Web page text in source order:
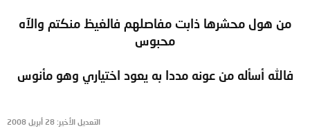
من هول محشرها ذابت مفاصلهم فالغيظ منكتم والآه
محبوس
فالله أسأله من عونه مددا به يعود اختياري وهو مأنوس
التعديل الأخير: 28 أبريل 2008